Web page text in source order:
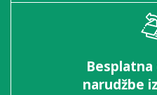
narudžbe